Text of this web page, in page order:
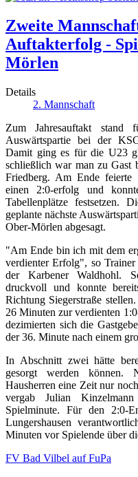
Zweite
Auftakterfolg -
Mörlen
Details
2. Mannschaft
Zum Jahresauftakt stand
Auswärtspartie bei der
Damit ging es für die U23
schließlich war man zu Gast
Friedberg. Am Ende feierte
einen 2:0-erfolg und
Tabellenplätze festsetzen.
geplante nächste
Ober-Mörlen abgesagt.
"Am Ende bin ich mit dem
verdienter Erfolg", so
der Karbener Waldhohl.
druckvoll und konnte
Richtung Siegerstraße
26 Minuten zur verdienten
dezimierten sich die
der 36. Minute nach einem
In Abschnitt zwei hätte
gesorgt werden können.
Hausherren eine Zeit nur
vergab Julian
Spielminute. Für den 2:0-
Lungershausen
Minuten vor Spielende über
FV Bad Vilbel auf FuPa